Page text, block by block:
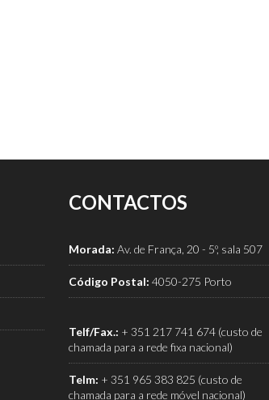
CONTACTOS
Morada: Av. de França, 20 - 5º, sala 507
Código Postal: 4050-275 Porto
Telf/Fax.: + 351 217 741 674 (custo de
chamada para a rede fixa nacional)
Telm: + 351 965 383 825 (custo de
chamada para a rede móvel nacional)